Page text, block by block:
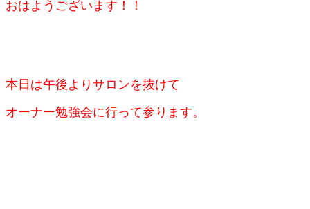
おはようございます！！
本日は午後よりサロンを抜けて
オーナー勉強会に行って参ります。